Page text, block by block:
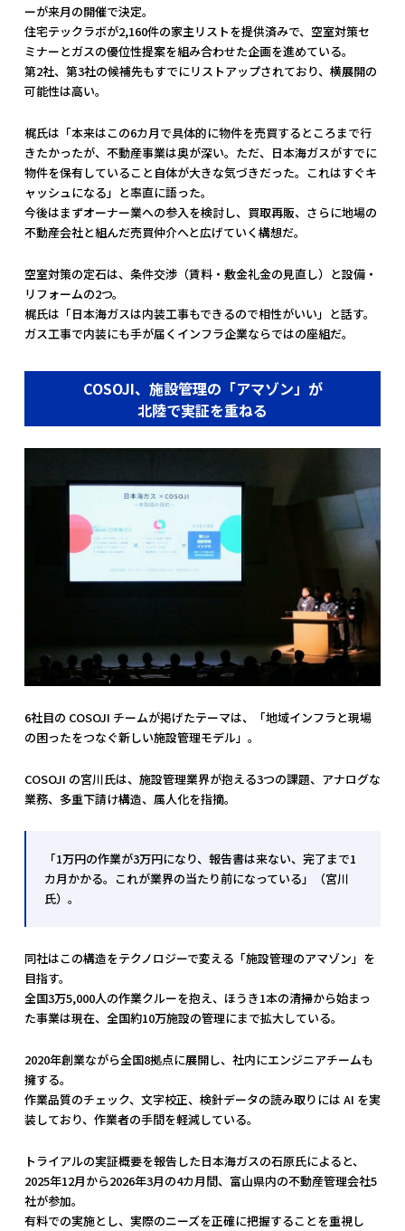
ーが来月の開催で決定。
住宅テックラボが2,160件の家主リストを提供済みで、空室対策セ
ミナーとガスの優位性提案を組み合わせた企画を進めている。
第2社、第3社の候補先もすでにリストアップされており、横展開の
可能性は高い。
梶氏は「本来はこの6カ月で具体的に物件を売買するところまで行
きたかったが、不動産事業は奥が深い。ただ、日本海ガスがすでに
物件を保有していること自体が大きな気づきだった。これはすぐキ
ャッシュになる」と率直に語った。
今後はまずオーナー業への参入を検討し、買取再販、さらに地場の
不動産会社と組んだ売買仲介へと広げていく構想だ。
空室対策の定石は、条件交渉（賃料・敷金礼金の見直し）と設備・
リフォームの2つ。
梶氏は「日本海ガスは内装工事もできるので相性がいい」と話す。
ガス工事で内装にも手が届くインフラ企業ならではの座組だ。
COSOJI、施設管理の「アマゾン」が
北陸で実証を重ねる
6社目の COSOJI チームが掲げたテーマは、「地域インフラと現場
の困ったをつなぐ新しい施設管理モデル」。
COSOJI の宮川氏は、施設管理業界が抱える3つの課題、アナログな
業務、多重下請け構造、属人化を指摘。
「1万円の作業が3万円になり、報告書は来ない、完了まで1
カ月かかる。これが業界の当たり前になっている」（宮川
氏）。
同社はこの構造をテクノロジーで変える「施設管理のアマゾン」を
目指す。
全国3万5,000人の作業クルーを抱え、ほうき1本の清掃から始まっ
た事業は現在、全国約10万施設の管理にまで拡大している。
2020年創業ながら全国8拠点に展開し、社内にエンジニアチームも
擁する。
作業品質のチェック、文字校正、検針データの読み取りには AI を実
装しており、作業者の手間を軽減している。
トライアルの実証概要を報告した日本海ガスの石原氏によると、
2025年12月から2026年3月の4カ月間、富山県内の不動産管理会社5
社が参加。
有料での実施とし、実際のニーズを正確に把握することを重視し